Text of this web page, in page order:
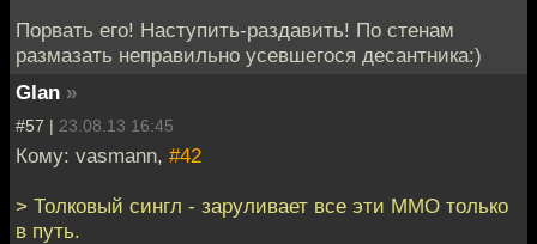
Порвать его! Наступить-раздавить! По стенам
размазать неправильно усевшегося десантника:)
Glan »
#57 | 23.08.13 16:45
Кому: vasmann, #42
> Толковый сингл - заруливает все эти ММО только
в путь.